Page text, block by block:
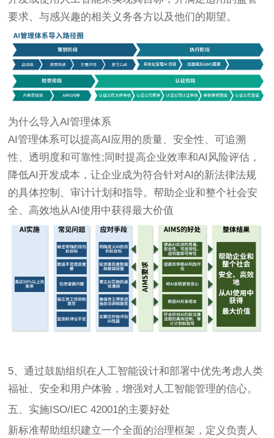
要求、与感兴趣的相关义务各方以及他们的期望。
为什么导入AI管理体系
AI管理体系可以提高AI应用的质量、安全性、可追溯
性、透明度和可靠性;同时提高企业效率和AI风险评估，
降低AI开发成本，让企业成为符合针对AI的新法律法规
的具体控制、审计计划和指导。帮助企业和整个社会安
全、高效地从AI使用中获得最大价值
5、通过鼓励组织在人工智能设计和部署中优先考虑人类
福祉、安全和用户体验，增强对人工智能管理的信心。
五、实施ISO/IEC 42001的主要好处
新标准帮助组织建立一个全面的治理框架，定义负责人